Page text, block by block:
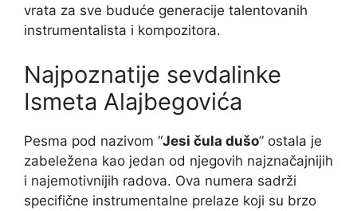
vrata za sve buduće generacije talentovanih
instrumentalista i kompozitora.
Najpoznatije sevdalinke
Ismeta Alajbegovića
Pesma pod nazivom “Jesi čula dušo” ostala je
zabeležena kao jedan od njegovih najznačajnijih
i najemotivnijih radova. Ova numera sadrži
specifične instrumentalne prelaze koji su brzo